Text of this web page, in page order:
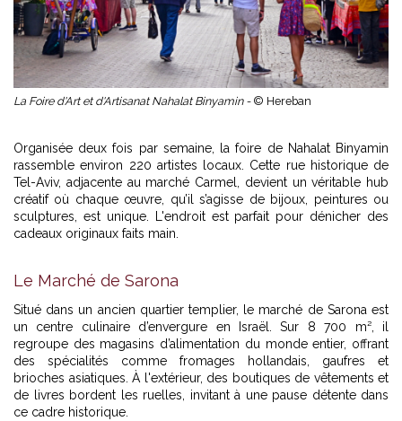
La Foire d'Art et d'Artisanat Nahalat Binyamin - © Hereban
Organisée deux fois par semaine, la foire de Nahalat Binyamin
rassemble environ 220 artistes locaux. Cette rue historique de
Tel-Aviv, adjacente au marché Carmel, devient un véritable hub
créatif où chaque œuvre, qu’il s’agisse de bijoux, peintures ou
sculptures, est unique. L'endroit est parfait pour dénicher des
cadeaux originaux faits main.
Le Marché de Sarona
Situé dans un ancien quartier templier, le marché de Sarona est
un centre culinaire d’envergure en Israël. Sur 8 700 m², il
regroupe des magasins d’alimentation du monde entier, offrant
des spécialités comme fromages hollandais, gaufres et
brioches asiatiques. À l'extérieur, des boutiques de vêtements et
de livres bordent les ruelles, invitant à une pause détente dans
ce cadre historique.